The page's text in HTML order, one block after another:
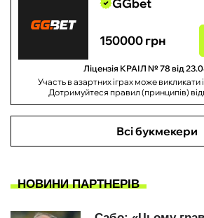
GGbet
150000 грн
Ліцензія КРАІЛ № 78 від
Участь в азартних іграх може викликати
Дотримуйтеся правил (принципів)
Всі букмекери